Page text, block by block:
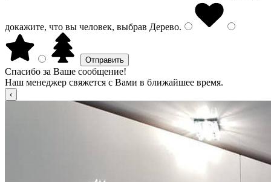
докажите, что вы человек, выбрав Дерево.
Спасибо за Ваше сообщение!
Наш менеджер свяжется с Вами в ближайшее время.